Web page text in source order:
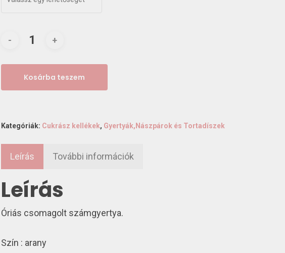
Kosárba teszem
Kategóriák: Cukrász kellékek, Gyertyák,Nászpárok és Tortadíszek
Leírás További információk
Leírás
Óriás csomagolt számgyertya.
Szín : arany